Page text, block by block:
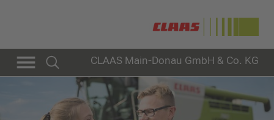
CLAAS Main-Donau GmbH & Co. KG